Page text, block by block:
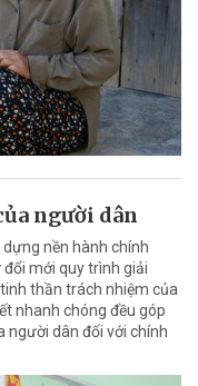
người dân
nền hành chính
mới quy trình giải
thần trách nhiệm của
nhanh chóng đều góp
người dân đối với chính